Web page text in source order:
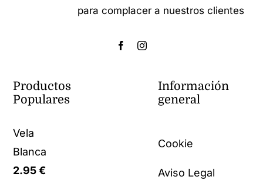
para complacer a nuestros clientes
Productos
Populares
Vela
Blanca
2.95€
Información
general
Cookie
Aviso Legal